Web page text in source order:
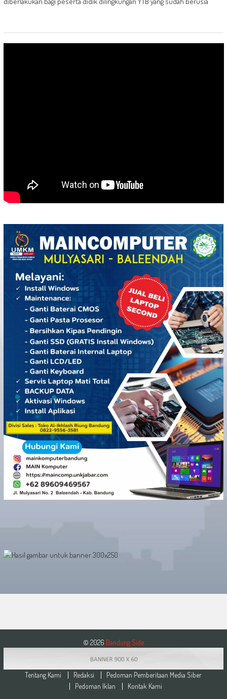
© 2026 Bandung Side
Tentang Kami Redaksi
Pedoman Pemberitaan Media Siber
Pedoman Iklan
Kontak Kami